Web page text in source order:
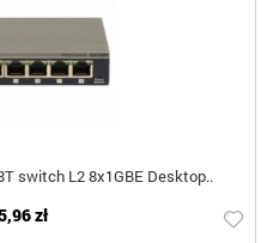
switch L2 8x1GBE Desktop..
zł